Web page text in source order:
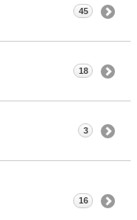
45
18
3
16